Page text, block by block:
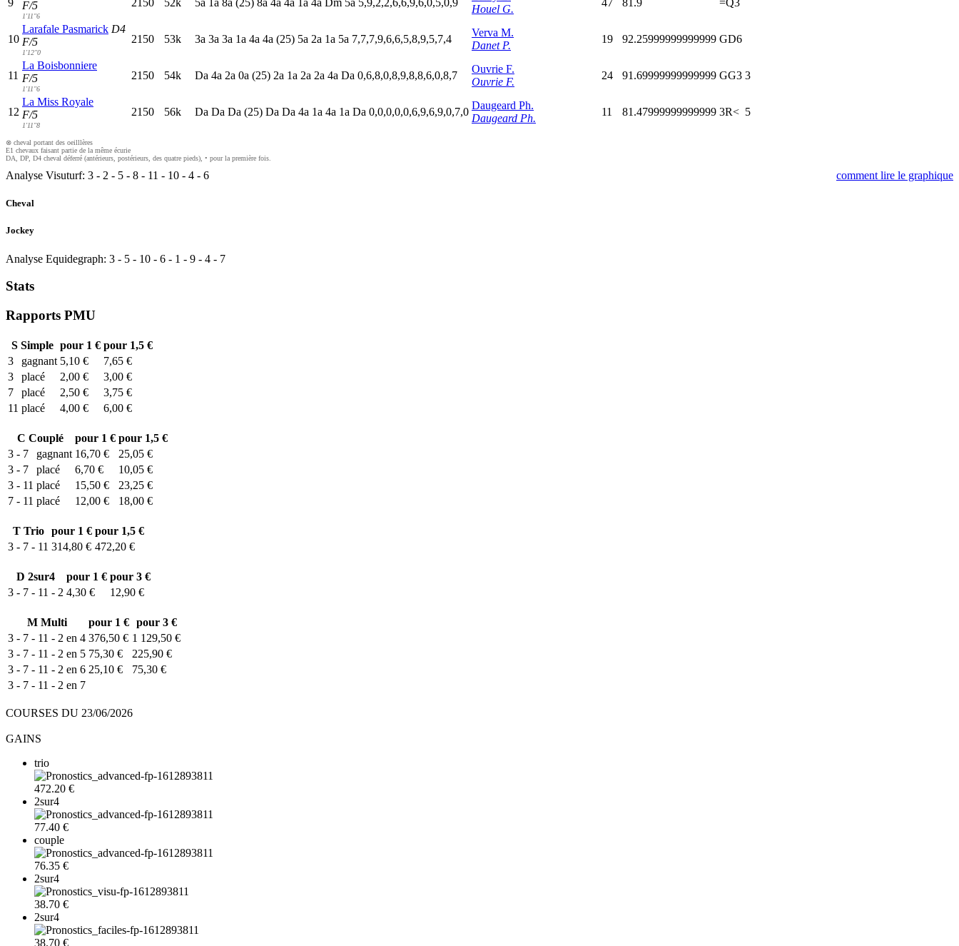
9
F/5
1'11"6
2150 52k 5a 1a 8a (25) 8a 4a 4a 1a 4a Dm 5a 5,9,2,2,6,6,9,6,0,5,0,9
Houel G.
47 81.9 =Q3
10
Larafale Pasmarick D4
F/5
1'12"0
2150 53k 3a 3a 3a 1a 4a 4a (25) 5a 2a 1a 5a 7,7,7,9,6,6,5,8,9,5,7,4
Verva M.
Danet P.
19 92.25999999999999 GD6
11
La Boisbonniere
F/5
1'11"6
2150 54k Da 4a 2a 0a (25) 2a 1a 2a 2a 4a Da 0,6,8,0,8,9,8,8,6,0,8,7
Ouvrie F.
Ouvrie F.
24 91.69999999999999 GG3 3
12
La Miss Royale
F/5
1'11"8
2150 56k Da Da Da (25) Da Da 4a 1a 4a 1a Da 0,0,0,0,0,6,9,6,9,0,7,0
Daugeard Ph.
Daugeard Ph.
11 81.47999999999999 3R< 5
⊗ cheval portant des oeilllères
E1 chevaux faisant partie de la même écurie
DA, DP, D4 cheval déferré (antérieurs, postérieurs, des quatre pieds), • pour la première fois.
Analyse Visuturf: 3 - 2 - 5 - 8 - 11 - 10 - 4 - 6 comment lire le graphique
Cheval
Jockey
Analyse Equidegraph: 3 - 5 - 10 - 6 - 1 - 9 - 4 - 7
Stats
Rapports PMU
S Simple pour 1 € pour 1,5 €
3
gagnant 5,10 €
7,65 €
3
placé 2,00 €
3,00 €
7
placé 2,50 €
3,75 €
11 placé 4,00 € 6,00 €
C Couplé pour 1 € pour 1,5 €
3 - 7
gagnant 16,70 €
25,05 €
3 - 7
placé 6,70 €
10,05 €
3 - 11 placé 15,50 €
23,25 €
7 - 11 placé 12,00 € 18,00 €
TTrio pour 1 € pour 1,5 €
3 - 7 - 11 314,80 € 472,20 €
D 2sur4 pour 1 € pour 3 €
3 - 7 - 11 - 2 4,30 € 12,90 €
MMulti pour 1 € pour 3 €
3 - 7 - 11 - 2 en 4 376,50 € 1 129,50 €
3 - 7 - 11 - 2 en 5 75,30 €
225,90 €
3 - 7 - 11 - 2 en 6 25,10 €
75,30 €
3 - 7 - 11 - 2 en 7
COURSES DU 23/06/2026
GAINS
trio
472.20 €
2sur4
77.40 €
couple
76.35 €
2sur4
38.70 €
2sur4
38.70 €